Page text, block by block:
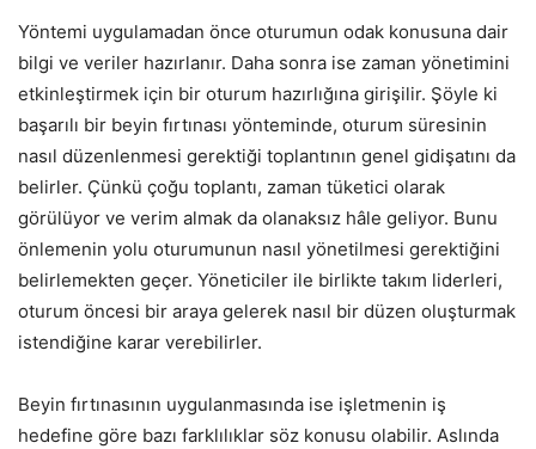
Yöntemi uygulamadan önce oturumun odak konusuna dair
bilgi ve veriler hazırlanır. Daha sonra ise zaman yönetimini
etkinleştirmek için bir oturum hazırlığına girişilir. Şöyle ki
başarılı bir beyin fırtınası yönteminde, oturum süresinin
nasıl düzenlenmesi gerektiği toplantının genel gidişatını da
belirler. Çünkü çoğu toplantı, zaman tüketici olarak
görülüyor ve verim almak da olanaksız hâle geliyor. Bunu
önlemenin yolu oturumunun nasıl yönetilmesi gerektiğini
belirlemekten geçer. Yöneticiler ile birlikte takım liderleri,
oturum öncesi bir araya gelerek nasıl bir düzen oluşturmak
istendiğine karar verebilirler.
Beyin fırtınasının uygulanmasında ise işletmenin iş
hedefine göre bazı farklılıklar söz konusu olabilir. Aslında